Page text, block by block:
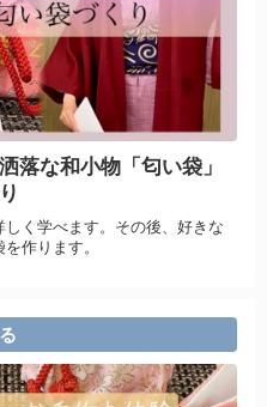
落な和小物「匂い袋」
く学べます。その後、好きな
作ります。